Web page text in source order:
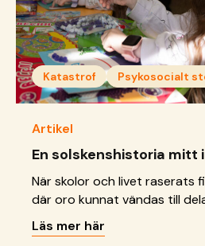
Katastrof Psykosocialt
Artikel
En solskenshistoria mitt
När skolor och livet raserats
där oro kunnat vändas till
och framtidsdrömmar.
Läs mer här